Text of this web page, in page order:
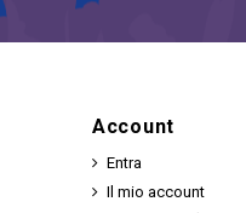
Account
Entra
Il mio account